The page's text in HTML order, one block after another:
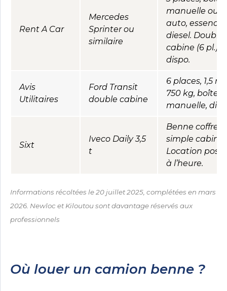
Rent A Car
Mercedes
Sprinter ou
similaire
manuelle ou
auto, essence
diesel. Double
cabine (6 pl.)
dispo.
Avis
Utilitaires
Ford Transit
double cabine
6 places, 1,5
750 kg, boîte
manuelle,
Sixt
Iveco Daily 3,5
t
Benne coffre
simple cabine.
Location
à l’heure.
Informations récoltées le 20 juillet 2025, complétées en mars
2026. Newloc et Kiloutou sont davantage réservés aux
professionnels
Où louer un camion benne ?